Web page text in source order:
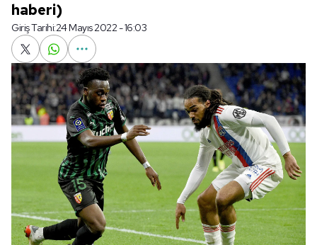
haberi)
Giriş Tarihi:24 Mayıs 2022 - 16:03